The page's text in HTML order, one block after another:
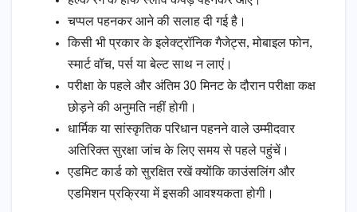
चप्पल पहनकर आने की सलाह दी गई है।
किसी भी प्रकार के इलेक्ट्रॉनिक गैजेट्स, मोबाइल फोन,
स्मार्ट वॉच, पर्स या बेल्ट साथ न लाएं।
परीक्षा के पहले और अंतिम 30 मिनट के दौरान परीक्षा कक्ष
छोड़ने की अनुमति नहीं होगी।
धार्मिक या सांस्कृतिक परिधान पहनने वाले उम्मीदवार
अतिरिक्त सुरक्षा जांच के लिए समय से पहले पहुंचें।
एडमिट कार्ड को सुरक्षित रखें क्योंकि काउंसलिंग और
एडमिशन प्रक्रिया में इसकी आवश्यकता होगी।